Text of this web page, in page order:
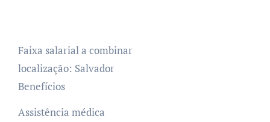
Faixa salarial a combinar
localização: Salvador
Benefícios
Assistência médica